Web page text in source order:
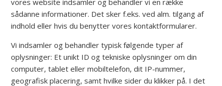
vores website indsamler og behandler vi en række
sådanne informationer. Det sker f.eks. ved alm. tilgang af
indhold eller hvis du benytter vores kontaktformularer.
Vi indsamler og behandler typisk følgende typer af
oplysninger: Et unikt ID og tekniske oplysninger om din
computer, tablet eller mobiltelefon, dit IP-nummer,
geografisk placering, samt hvilke sider du klikker på. I det